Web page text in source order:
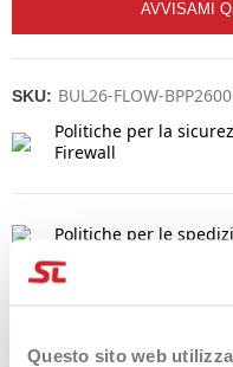
Questo sito web
AVVISAMI
SKU: BUL26-FLOW-
Politiche per la
Firewall
Politiche per le